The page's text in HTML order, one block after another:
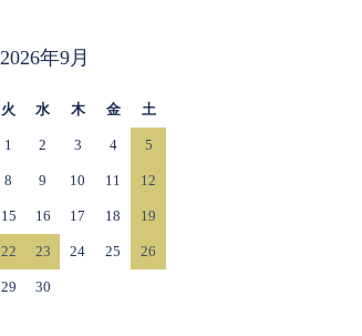
2026年9月
火 水 木 金 土
1 2 3 4 5
8 9 10 11 12
15 16 17 18 19
22 23 24 25 26
29 30